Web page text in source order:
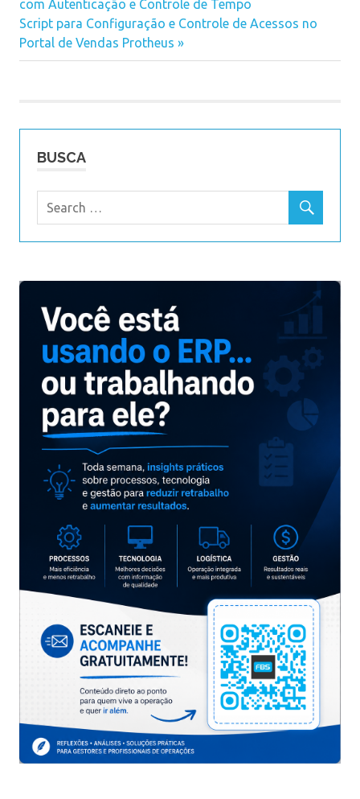
Navegação
de
Post
Post:
com Autenticação e Controle de Tempo
Next
Post:
Script para Configuração e Controle de Acessos no
Portal de Vendas Protheus
BUSCA